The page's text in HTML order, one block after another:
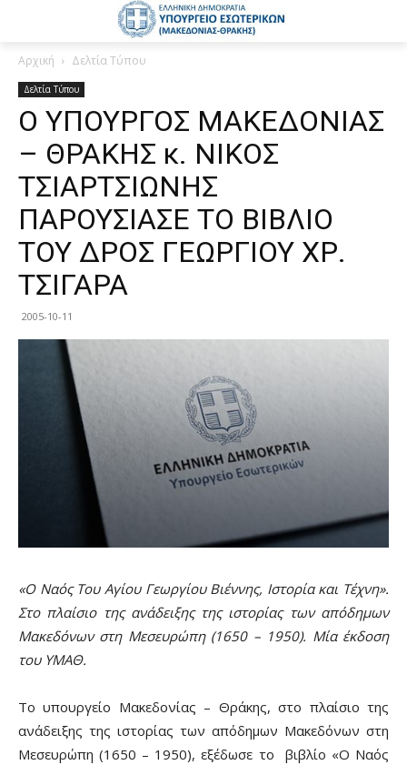
Αρχική Δελτία Τύπου
Δελτία Τύπου
Ο ΥΠΟΥΡΓΟΣ ΜΑΚΕΔΟΝΙΑΣ
– ΘΡΑΚΗΣ κ. ΝΙΚΟΣ
ΤΣΙΑΡΤΣΙΩΝΗΣ
ΠΑΡΟΥΣΙΑΣΕ ΤΟ ΒΙΒΛΙΟ
ΤΟΥ ΔΡΟΣ ΓΕΩΡΓΙΟΥ ΧΡ.
ΤΣΙΓΑΡΑ
2005-10-11
«Ο Ναός Του Αγίου Γεωργίου Βιέννης, Ιστορία και Τέχνη».
Στο πλαίσιο της ανάδειξης της ιστορίας των απόδημων
Μακεδόνων στη Μεσευρώπη (1650 – 1950). Μία έκδοση
του ΥΜΑΘ.
Το υπουργείο Μακεδονίας – Θράκης, στο πλαίσιο της
ανάδειξης της ιστορίας των απόδημων Μακεδόνων στη
Μεσευρώπη (1650 – 1950), εξέδωσε το βιβλίο «Ο Ναός